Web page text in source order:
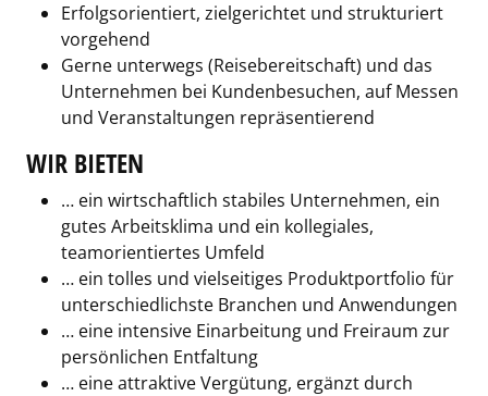
Erfolgsorientiert, zielgerichtet und strukturiert
vorgehend
Gerne unterwegs (Reisebereitschaft) und das
Unternehmen bei Kundenbesuchen, auf Messen
und Veranstaltungen repräsentierend
WIR BIETEN
… ein wirtschaftlich stabiles Unternehmen, ein
gutes Arbeitsklima und ein kollegiales,
teamorientiertes Umfeld
… ein tolles und vielseitiges Produktportfolio für
unterschiedlichste Branchen und Anwendungen
… eine intensive Einarbeitung und Freiraum zur
persönlichen Entfaltung
… eine attraktive Vergütung, ergänzt durch